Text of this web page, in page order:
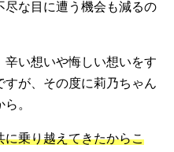
尽な目に遭う機会も減るの
い想いや悔しい想いをす
すが、その度に莉乃ちゃん
。
に乗り越えてきたからこ